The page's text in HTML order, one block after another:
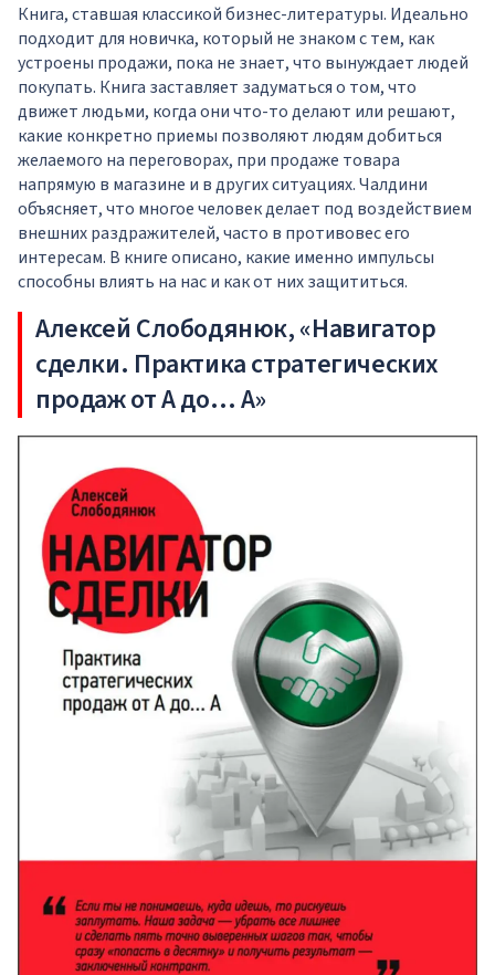
Книга, ставшая классикой бизнес-литературы. Идеально
подходит для новичка, который не знаком с тем, как
устроены продажи, пока не знает, что вынуждает людей
покупать. Книга заставляет задуматься о том, что
движет людьми, когда они что-то делают или решают,
какие конкретно приемы позволяют людям добиться
желаемого на переговорах, при продаже товара
напрямую в магазине и в других ситуациях. Чалдини
объясняет, что многое человек делает под воздействием
внешних раздражителей, часто в противовес его
интересам. В книге описано, какие именно импульсы
способны влиять на нас и как от них защититься.
Алексей Слободянюк, «Навигатор
сделки. Практика стратегических
продаж от А до… А»